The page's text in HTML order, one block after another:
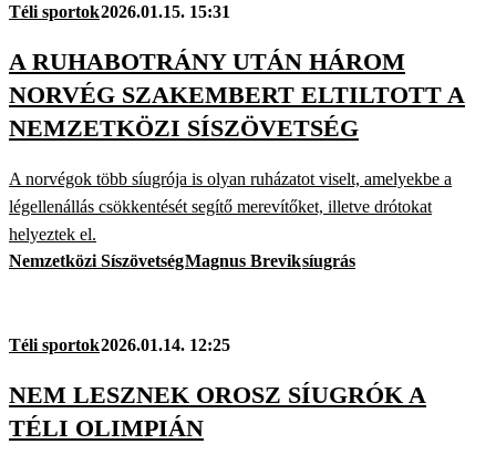
Téli sportok2026.01.15. 15:31
A RUHABOTRÁNY UTÁN HÁROM
NORVÉG SZAKEMBERT ELTILTOTT A
NEMZETKÖZI SÍSZÖVETSÉG
A norvégok több síugrója is olyan ruházatot viselt, amelyekbe a
légellenállás csökkentését segítő merevítőket, illetve drótokat
helyeztek el.
Nemzetközi SíszövetségMagnus Breviksíugrás
Téli sportok2026.01.14. 12:25
NEM LESZNEK OROSZ SÍUGRÓK A
TÉLI OLIMPIÁN